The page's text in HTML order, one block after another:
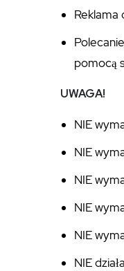
Reklama
pomocą
UWAGA!
NIE
NIE
NIE
NIE
NIE
NIE